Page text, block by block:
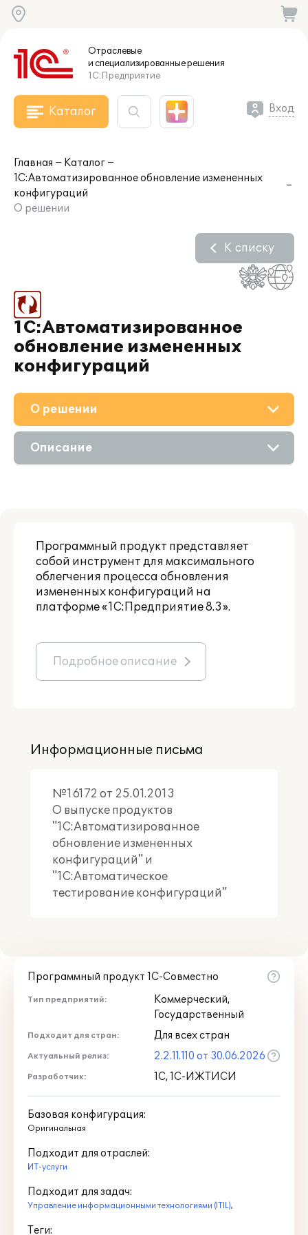
Отраслевые
и специализированныерешения
1С:Предприятие
Каталог Вход
Главная
Каталог
1С:Автоматизированное обновление измененных
конфигураций
О решении
1С:Автоматизированное
обновление измененных
конфигураций
К списку
О решении
Приобретение
Партнерам
Описание
Программный продукт представляет
собой инструмент для максимального
облегчения процесса обновления
измененных конфигураций на
платформе «1С:Предприятие 8.3».
Подробное описание
Информационные письма
№16172 от 25.01.2013
О выпуске продуктов
"1C:Автоматизированное
обновление измененных
конфигураций" и
"1С:Автоматическое
тестирование конфигураций"
Программный продукт 1С-Совместно
Тип предприятий:
Коммерческий,
Государственный
Подходит для стран: Для всех стран
Актуальный релиз: 2.2.11.110 от 30.06.2026
Разработчик: 1С, 1С-ИЖТИСИ
Базовая конфигурация:
Оригинальная
Подходит для отраслей:
ИТ-услуги
Подходит для задач:
Управление информационными технологиями (ITIL),
Теги: